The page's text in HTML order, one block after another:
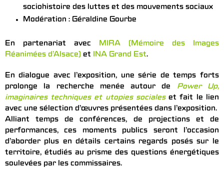
sociohistoire des luttes et des mouvements sociaux
Modération : Géraldine Gourbe
En partenariat avec MIRA (Mémoire des Images
Réanimées d’Alsace) et INA Grand Est.
En dialogue avec l’exposition, une série de temps forts
prolonge la recherche menée autour de Power Up,
imaginaires techniques et utopies socialeset fait le lien
avec une sélection d’œuvres présentées dans l’exposition.
Alliant temps de conférences, de projections et de
performances, ces moments publics seront l’occasion
d’aborder plus en détails certains regards posés sur le
territoire, étudiés au prisme des questions énergétiques
soulevées par les commissaires.